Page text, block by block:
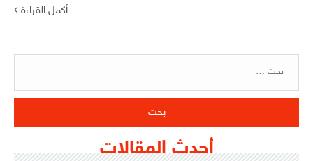
أكمل القراءة
أحدث المقالات